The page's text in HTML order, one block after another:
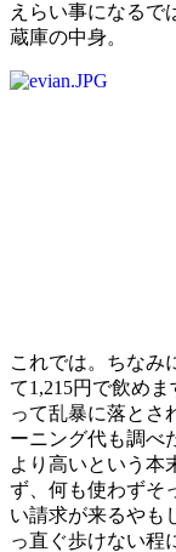
えらい事になるで
蔵庫の中身。
これでは。ちなみ
て1,215円で飲め
って乱暴に落とさ
ーニング代も調べ
より高いという本
ず、何も使わずそ
い請求が来るやも
っ直ぐ歩けない程